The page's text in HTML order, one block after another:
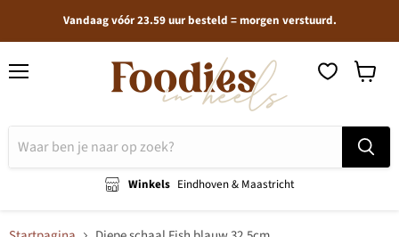
Vandaag vóór 23.59 uur besteld = morgen verstuurd.
Winkels Eindhoven & Maastricht